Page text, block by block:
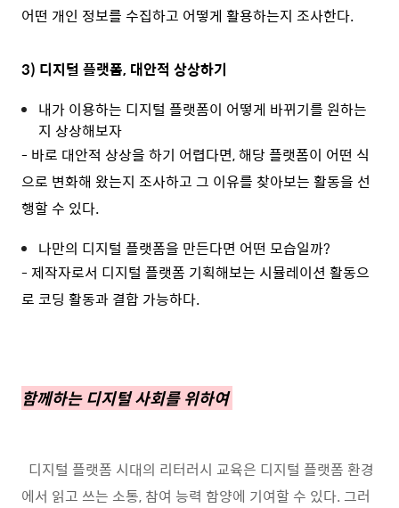
어떤 개인 정보를 수집하고 어떻게 활용하는지 조사한다.
3) 디지털 플랫폼, 대안적 상상하기
내가 이용하는 디지털 플랫폼이 어떻게 바뀌기를 원하는
지 상상해보자
- 바로 대안적 상상을 하기 어렵다면, 해당 플랫폼이 어떤 식
으로 변화해 왔는지 조사하고 그 이유를 찾아보는 활동을 선
행할 수 있다.
나만의 디지털 플랫폼을 만든다면 어떤 모습일까?
- 제작자로서 디지털 플랫폼 기획해보는 시뮬레이션 활동으
로 코딩 활동과 결합 가능하다.
함께하는 디지털 사회를 위하여
디지털 플랫폼 시대의 리터러시 교육은 디지털 플랫폼 환경
에서 읽고 쓰는 소통, 참여 능력 함양에 기여할 수 있다. 그러